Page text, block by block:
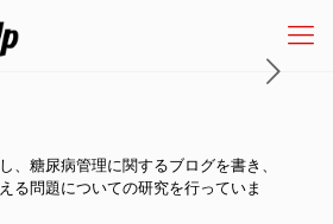
、糖尿病管理に関するブログを書き、
る問題についての研究を行っていま